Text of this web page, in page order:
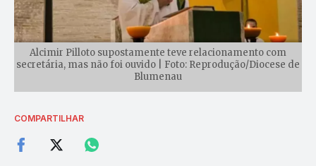
Alcimir Pilloto supostamente teve relacionamento com
secretária, mas não foi ouvido | Foto: Reprodução/Diocese de
Blumenau
COMPARTILHAR